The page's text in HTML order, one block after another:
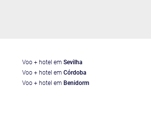
Voo + hotel em Sevilha
Voo + hotel em Córdoba
Voo + hotel em Benidorm